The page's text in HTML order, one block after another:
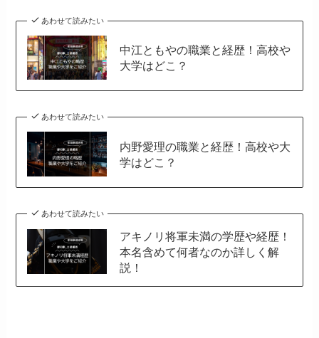
あわせて読みたい
中江ともやの職業と経歴！高校や
大学はどこ？
あわせて読みたい
内野愛理の職業と経歴！高校や大
学はどこ？
あわせて読みたい
アキノリ将軍未満の学歴や経歴！
本名含めて何者なのか詳しく解
説！